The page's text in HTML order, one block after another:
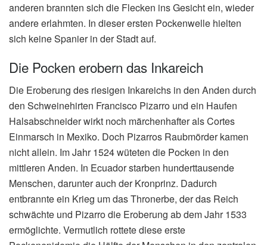
anderen brannten sich die Flecken ins Gesicht ein, wieder
andere erlahmten. In dieser ersten Pockenwelle hielten
sich keine Spanier in der Stadt auf.
Die Pocken erobern das Inkareich
Die Eroberung des riesigen Inkareichs in den Anden durch
den Schweinehirten Francisco Pizarro und ein Haufen
Halsabschneider wirkt noch märchenhafter als Cortes
Einmarsch in Mexiko. Doch Pizarros Raubmörder kamen
nicht allein. Im Jahr 1524 wüteten die Pocken in den
mittleren Anden. In Ecuador starben hunderttausende
Menschen, darunter auch der Kronprinz. Dadurch
entbrannte ein Krieg um das Thronerbe, der das Reich
schwächte und Pizarro die Eroberung ab dem Jahr 1533
ermöglichte. Vermutlich rottete diese erste